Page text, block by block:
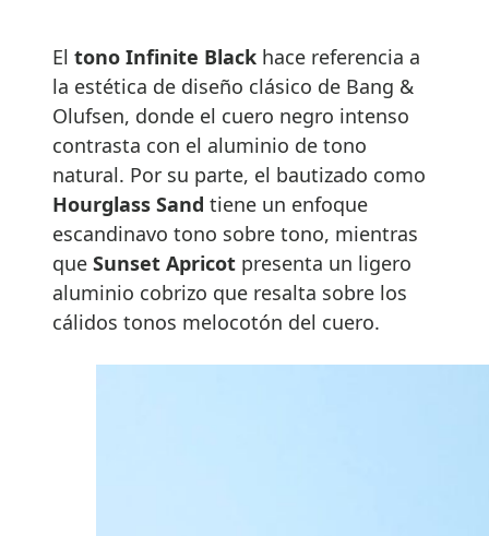
El tono Infinite Black hace referencia a
la estética de diseño clásico de Bang &
Olufsen, donde el cuero negro intenso
contrasta con el aluminio de tono
natural. Por su parte, el bautizado como
Hourglass Sand tiene un enfoque
escandinavo tono sobre tono, mientras
que Sunset Apricot presenta un ligero
aluminio cobrizo que resalta sobre los
cálidos tonos melocotón del cuero.